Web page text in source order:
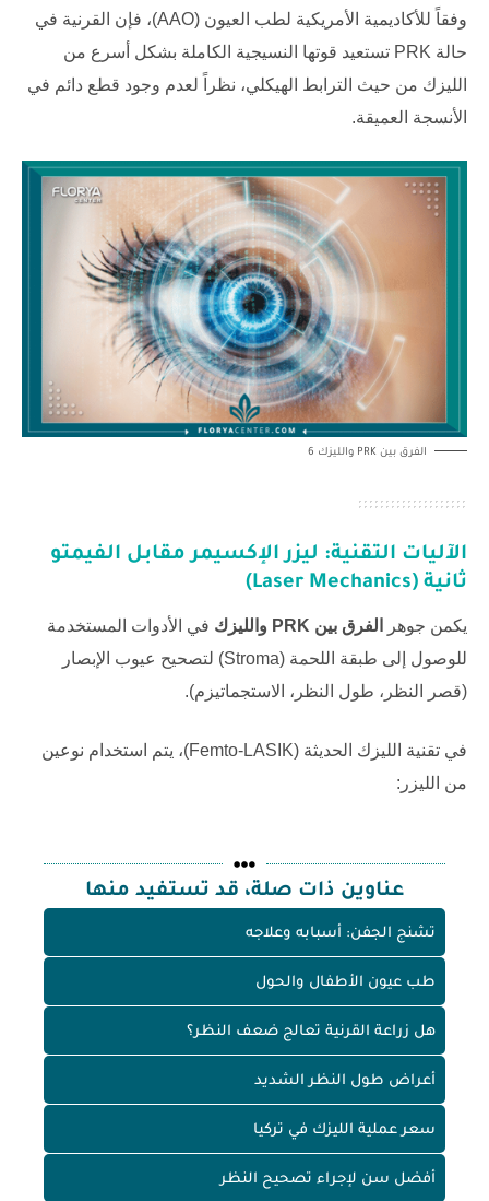
وفقاً للأكاديمية الأمريكية لطب العيون (AAO)، فإن القرنية في
حالة PRK تستعيد قوتها النسيجية الكاملة بشكل أسرع من
الليزك من حيث الترابط الهيكلي، نظراً لعدم وجود قطع دائم في
الأنسجة العميقة.
الفرق بين PRK والليزك 6
الآليات التقنية: ليزر الإكسيمر مقابل الفيمتو
ثانية (Laser Mechanics)
يكمن جوهر الفرق بين PRK والليزك
في الأدوات المستخدمة
للوصول إلى طبقة اللحمة (Stroma) لتصحيح عيوب الإبصار
(قصر النظر، طول النظر، الاستجماتيزم).
في تقنية الليزك الحديثة (Femto-LASIK)، يتم استخدام نوعين
من الليزر:
عناوين ذات صلة، قد تستفيد منها
تشنج الجفن: أسبابه وعلاجه
طب عيون الأطفال والحول
هل زراعة القرنية تعالج ضعف النظر؟
أعراض طول النظر الشديد
سعر عملية الليزك في تركيا
أفضل سن لإجراء تصحيح النظر